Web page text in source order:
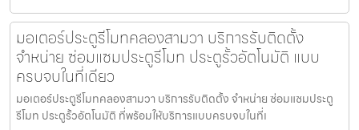
มอเตอร์ประตูรีโมทคลองสามวา บริการรับติดตั้ง
จำหน่าย ซ่อมแซมประตูรีโมท ประตูรั้วอัตโนมัติ แบบ
ครบจบในที่เดียว
มอเตอร์ประตูรีโมทคลองสามวา บริการรับติดตั้ง จำหน่าย ซ่อมแซมประตู
รีโมท ประตูรั้วอัตโนมัติ ที่พร้อมให้บริการแบบครบจบในที่เ